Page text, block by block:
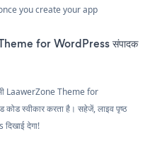
you create your app
for WordPress संपादक
LaawerZone Theme for
स्वीकार करता है। सहेजें, लाइव पृष्ठ
देगा!